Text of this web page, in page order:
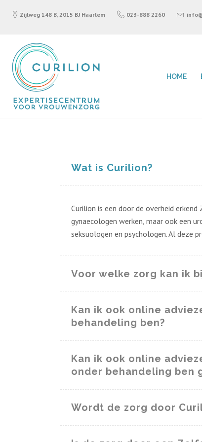
Zijlweg 148 B, 2015 BJ Haarlem 023-888 2260
HOME
Wat is Curilion?
Curilion is een door de overheid
gynaecologen werken, maar ook een
seksuologen en psychologen. Al deze
Voor welke zorg kan ik
Kan ik ook online
behandeling ben?
Kan ik ook online
onder behandeling ben
Wordt de zorg door